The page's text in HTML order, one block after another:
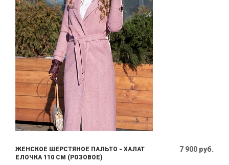
ЖЕНСКОЕ ШЕРСТЯНОЕ ПАЛЬТО - ХАЛАТ
ЕЛОЧКА 110 СМ (РОЗОВОЕ)
7 900 руб.